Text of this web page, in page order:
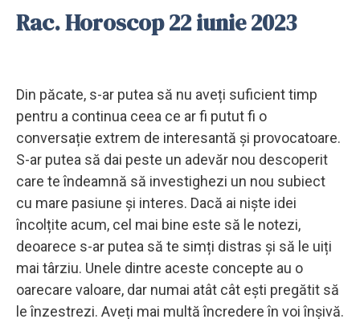
Rac. Horoscop 22 iunie 2023
Din păcate, s-ar putea să nu aveți suficient timp
pentru a continua ceea ce ar fi putut fi o
conversație extrem de interesantă și provocatoare.
S-ar putea să dai peste un adevăr nou descoperit
care te îndeamnă să investighezi un nou subiect
cu mare pasiune și interes. Dacă ai niște idei
încolțite acum, cel mai bine este să le notezi,
deoarece s-ar putea să te simți distras și să le uiți
mai târziu. Unele dintre aceste concepte au o
oarecare valoare, dar numai atât cât ești pregătit să
le înzestrezi. Aveți mai multă încredere în voi înșivă.